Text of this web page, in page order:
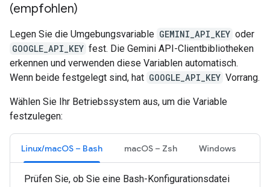
(empfohlen)
Legen Sie die Umgebungsvariable GEMINI_API_KEY oder
GOOGLE_API_KEY fest. Die Gemini API-Clientbibliotheken
erkennen und verwenden diese Variablen automatisch.
Wenn beide festgelegt sind, hat GOOGLE_API_KEY Vorrang.
Wählen Sie Ihr Betriebssystem aus, um die Variable
festzulegen:
Linux/macOS – Bash macOS – Zsh Windows
Prüfen Sie, ob Sie eine Bash-Konfigurationsdatei